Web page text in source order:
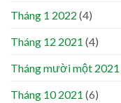
Tháng 1 2022 (4)
Tháng 12 2021 (4)
Tháng mười một 2021
Tháng 10 2021 (6)